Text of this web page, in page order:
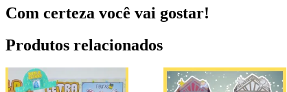
quantidade
Com certeza você vai gostar!
Produtos relacionados